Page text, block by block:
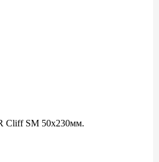
Cliff SM 50x230мм.